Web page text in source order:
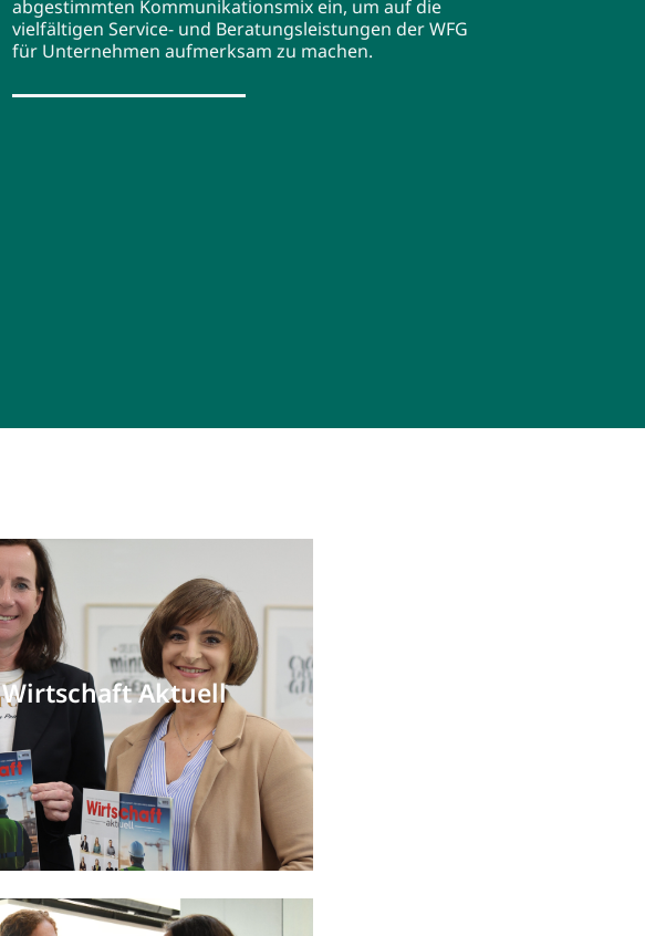
abgestimmten Kommunikationsmix ein, um auf die
vielfältigen Service- und Beratungsleistungen der WFG
für Unternehmen aufmerksam zu machen.
Wirtschaft Aktuell